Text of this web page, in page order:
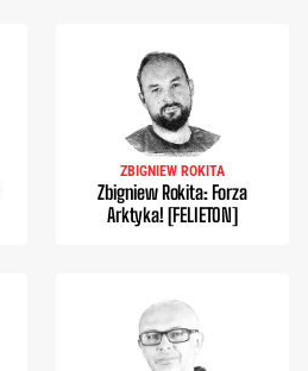
ZBIGNIEW ROKITA
Zbigniew Rokita: Forza
Arktyka! [FELIETON]